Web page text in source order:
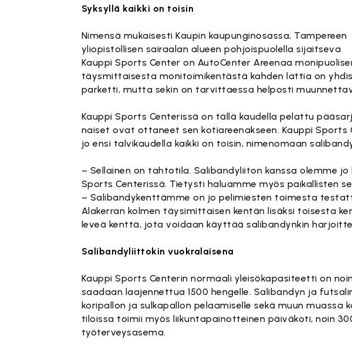
Syksyllä kaikki on toisin
Nimensä mukaisesti Kaupin kaupunginosassa, Tampereen
yliopistollisen sairaalan alueen pohjoispuolella sijaitseva
Kauppi Sports Center on AutoCenter Areenaa
täysmittaisesta monitoimikentästä kahden lattia on
parketti, mutta sekin on tarvittaessa helposti
Kauppi Sports Centerissä on tällä kaudella pelattu
naiset ovat ottaneet sen kotiareenakseen. Kauppi
jo ensi talvikaudella kaikki on toisin, nimenomaan
– Sellainen on tahtotila. Salibandyliiton kanssa olemme
Sports Centerissä. Tietysti haluamme myös paikallisten
– Salibandykenttämme on jo pelimiesten toimesta
Alakerran kolmen täysimittaisen kentän lisäksi toisesta
leveä kenttä, jota voidaan käyttää salibandynkin
Salibandyliittokin vuokralaisena
Kauppi Sports Centerin normaali yleisökapasiteetti on
saadaan laajennettua 1500 hengelle. Salibandyn ja
koripallon ja sulkapallon pelaamiselle sekä muun muassa
tiloissa toimii myös liikuntapainotteinen päiväkoti, noin
työterveysasema.